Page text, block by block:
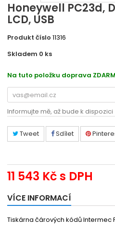
Honeywell PC23d,
LCD, USB
Produkt číslo 11316
Skladem 0 ks
Na tuto položku doprava
Informujte mě, až bude k dispozici
Tweet Sdílet
11 543 Kčs DPH
VÍCE INFORMACÍ
Tiskárna čárových kódů Intermec